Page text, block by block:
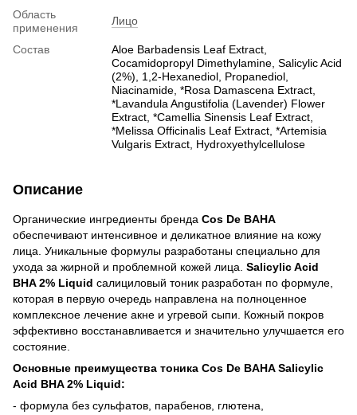
Область
применения
Лицо
Состав
Aloe Barbadensis Leaf Extract,
Cocamidopropyl Dimethylamine, Salicylic Acid
(2%), 1,2-Hexanediol, Propanediol,
Niacinamide, *Rosa Damascena Extract,
*Lavandula Angustifolia (Lavender) Flower
Extract, *Camellia Sinensis Leaf Extract,
*Melissa Officinalis Leaf Extract, *Artemisia
Vulgaris Extract, Hydroxyethylcellulose
Описание
Органические ингредиенты бренда Cos De BAHA
обеспечивают интенсивное и деликатное влияние на кожу
лица. Уникальные формулы разработаны специально для
ухода за жирной и проблемной кожей лица. Salicylic Acid
BHA 2% Liquid салициловый тоник разработан по формуле,
которая в первую очередь направлена на полноценное
комплексное лечение акне и угревой сыпи. Кожный покров
эффективно восстанавливается и значительно улучшается его
состояние.
Основные преимущества тоника Cos De BAHA Salicylic
Acid BHA 2% Liquid:
- формула без сульфатов, парабенов, глютена,